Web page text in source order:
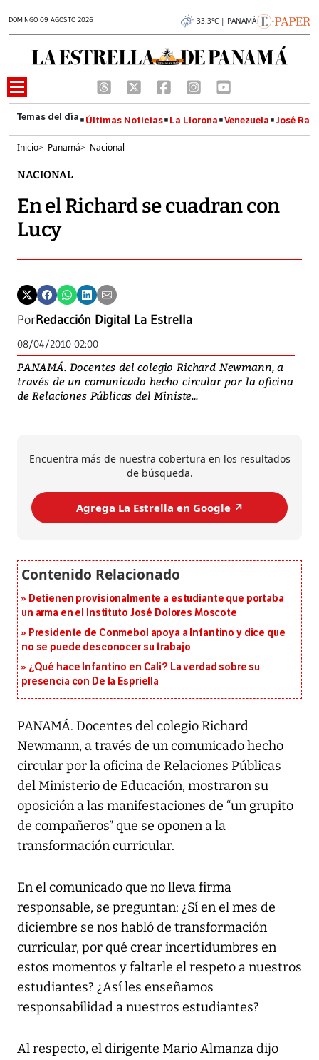
DOMINGO 09 AGOSTO 2026 33.3°C | PANAMÁ
Últimas Noticias La Llorona Venezuela José
Inicio> Panamá> Nacional
NACIONAL
En el Richard se cuadran con
Lucy
PorRedacción Digital La Estrella
08/04/2010 02:00
PANAMÁ. Docentes del colegio Richard Newmann, a
través de un comunicado hecho circular por la oficina
de Relaciones Públicas del Ministe...
Encuentra más de nuestra cobertura en los resultados
de búsqueda.
Agrega La Estrella en Google ↗️
Detienen provisionalmente a estudiante que portaba
un arma en el Instituto José Dolores Moscote
Presidente de Conmebol apoya a Infantino y dice que
no se puede desconocer su trabajo
¿Qué hace Infantino en Cali? La verdad sobre su
presencia con De la Espriella
PANAMÁ. Docentes del colegio Richard
Newmann, a través de un comunicado hecho
circular por la oficina de Relaciones Públicas
del Ministerio de Educación, mostraron su
oposición a las manifestaciones de “un grupito
de compañeros” que se oponen a la
transformación curricular.
En el comunicado que no lleva firma
responsable, se preguntan: ¿Sí en el mes de
diciembre se nos habló de transformación
curricular, por qué crear incertidumbres en
estos momentos y faltarle el respeto a nuestros
estudiantes? ¿Así les enseñamos
responsabilidad a nuestros estudiantes?
Al respecto, el dirigente Mario Almanza dijo